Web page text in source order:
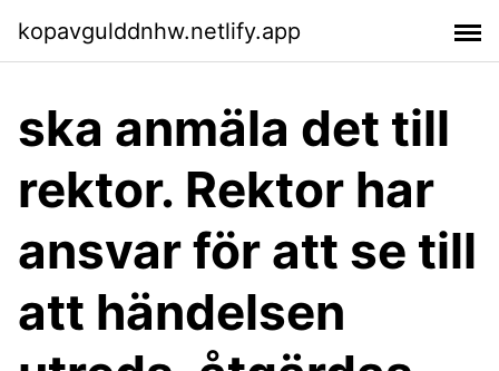
kopavgulddnhw.netlify.app
ska anmäla det till
rektor. Rektor har
ansvar för att se till
att händelsen